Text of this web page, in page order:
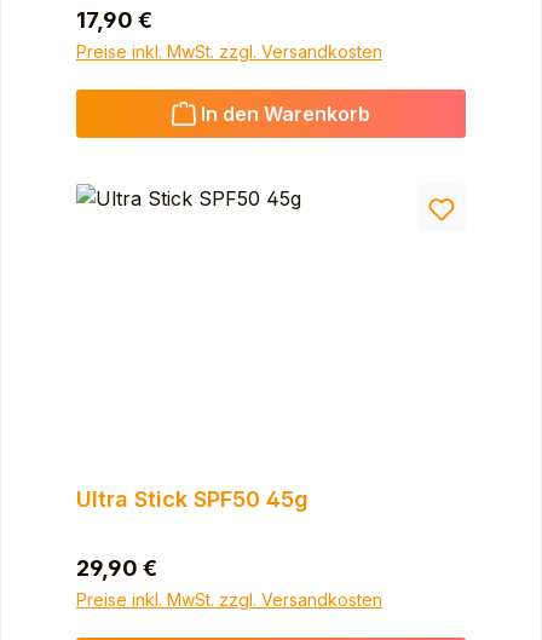
Regulärer Preis:
17,90 €
Preise inkl. MwSt. zzgl. Versandkosten
In den Warenkorb
Ultra Stick SPF50 45g
Regulärer Preis:
29,90 €
Preise inkl. MwSt. zzgl. Versandkosten